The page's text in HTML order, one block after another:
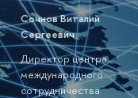
Сочнов Виталий
Сергеевич
Директор центра
международного
сотрудничества